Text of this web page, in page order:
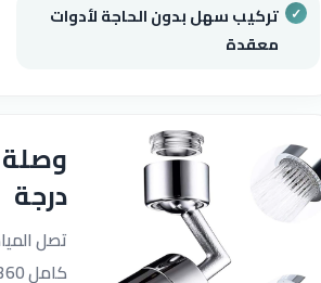
تركيب سهل بدون الحاجة لأدوات
معقدة
درجة
تصل